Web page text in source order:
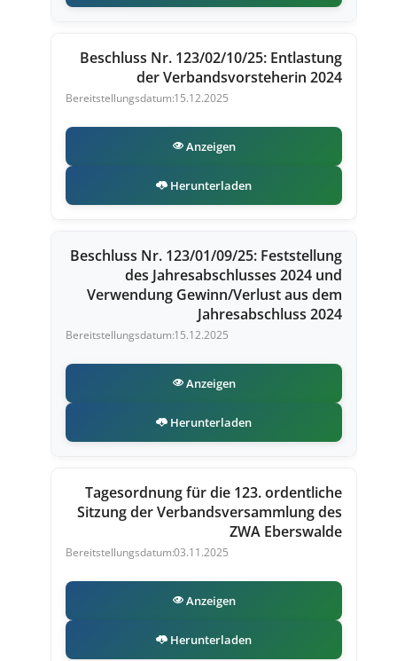
Beschluss Nr. 123/02/10/25: Entlastung
der Verbandsvorsteherin 2024
15.12.2025
Anzeigen
Herunterladen
Beschluss Nr. 123/01/09/25: Feststellung
des Jahresabschlusses 2024 und
Verwendung Gewinn/Verlust aus dem
Jahresabschluss 2024
15.12.2025
Anzeigen
Herunterladen
Tagesordnung für die 123. ordentliche
Sitzung der Verbandsversammlung des
ZWA Eberswalde
03.11.2025
Anzeigen
Herunterladen